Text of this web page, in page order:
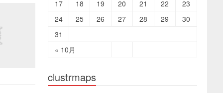
« 10月
17 18 19 20 21 22
23
24
25 26 27 28 29
30
31
clustrmaps